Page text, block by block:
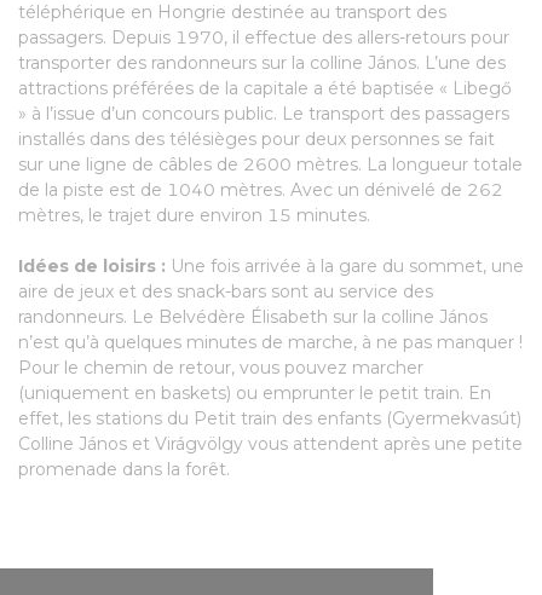
téléphérique en Hongrie destinée au transport des
passagers. Depuis 1970, il effectue des allers-retours pour
transporter des randonneurs sur la colline János. L’une des
attractions préférées de la capitale a été baptisée « Libegő
» à l’issue d’un concours public. Le transport des passagers
installés dans des télésièges pour deux personnes se fait
sur une ligne de câbles de 2600 mètres. La longueur totale
de la piste est de 1040 mètres. Avec un dénivelé de 262
mètres, le trajet dure environ 15 minutes.
Idées de loisirs : Une fois arrivée à la gare du sommet, une
aire de jeux et des snack-bars sont au service des
randonneurs. Le Belvédère Élisabeth sur la colline János
n’est qu’à quelques minutes de marche, à ne pas manquer !
Pour le chemin de retour, vous pouvez marcher
(uniquement en baskets) ou emprunter le petit train. En
effet, les stations du Petit train des enfants (Gyermekvasút)
Colline János et Virágvölgy vous attendent après une petite
promenade dans la forêt.